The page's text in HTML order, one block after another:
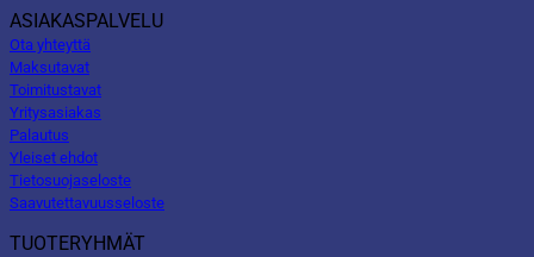
ASIAKASPALVELU
Ota yhteyttä
Maksutavat
Toimitustavat
Yritysasiakas
Palautus
Yleiset ehdot
Tietosuojaseloste
Saavutettavuusseloste
TUOTERYHMÄT